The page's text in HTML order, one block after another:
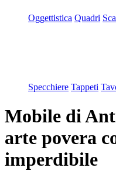
Oggettistica Quadri
Specchiere Tappeti
Mobile di
arte povera
imperdibile